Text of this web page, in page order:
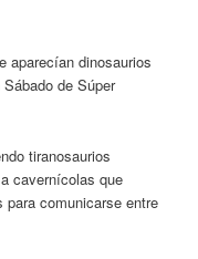
aparecían dinosaurios
de Súper
tiranosaurios
cavernícolas que
para comunicarse entre